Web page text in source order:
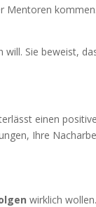
Mentoren kommen.
Sie beweist,
einen
Ihre
wirklich